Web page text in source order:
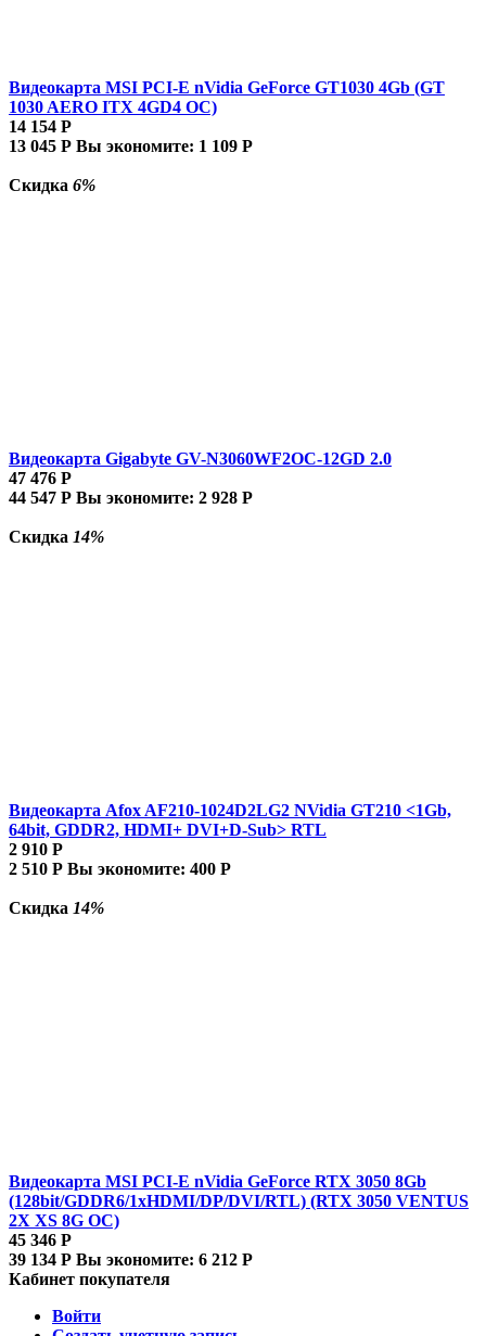
Видеокарта MSI PCI-E nVidia GeForce GT1030 4Gb (GT
1030 AERO ITX 4GD4 OC)
14 154 Р
13 045 Р Вы экономите: 1 109 Р
Скидка 6%
Видеокарта Gigabyte GV-N3060WF2OC-12GD 2.0
47 476 Р
44 547 Р Вы экономите: 2 928 Р
Скидка 14%
Видеокарта Afox AF210-1024D2LG2 NVidia GT210 <1Gb,
64bit, GDDR2, HDMI+ DVI+D-Sub> RTL
2 910 Р
2 510 Р Вы экономите: 400 Р
Скидка 14%
Видеокарта MSI PCI-E nVidia GeForce RTX 3050 8Gb
(128bit/GDDR6/1xHDMI/DP/DVI/RTL) (RTX 3050 VENTUS
2X XS 8G OC)
45 346 Р
39 134 Р Вы экономите: 6 212 Р
Кабинет покупателя
Войти